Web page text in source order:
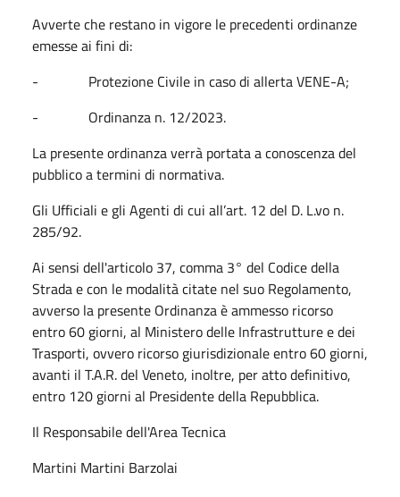
Avverte che restano in vigore le precedenti ordinanze
emesse ai fini di:
-
Protezione Civile in caso di allerta VENE-A;
-
Ordinanza n. 12/2023.
La presente ordinanza verrà portata a conoscenza del
pubblico a termini di normativa.
Gli Ufficiali e gli Agenti di cui all’art. 12 del D. L.vo n.
285/92.
Ai sensi dell'articolo 37, comma 3° del Codice della
Strada e con le modalità citate nel suo Regolamento,
avverso la presente Ordinanza è ammesso ricorso
entro 60 giorni, al Ministero delle Infrastrutture e dei
Trasporti, ovvero ricorso giurisdizionale entro 60 giorni,
avanti il T.A.R. del Veneto, inoltre, per atto definitivo,
entro 120 giorni al Presidente della Repubblica.
Il Responsabile dell'Area Tecnica
Martini Martini Barzolai